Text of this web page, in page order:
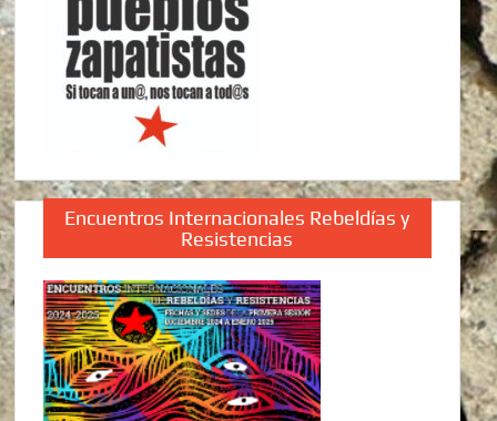
Encuentros Internacionales Rebeldías y
Resistencias